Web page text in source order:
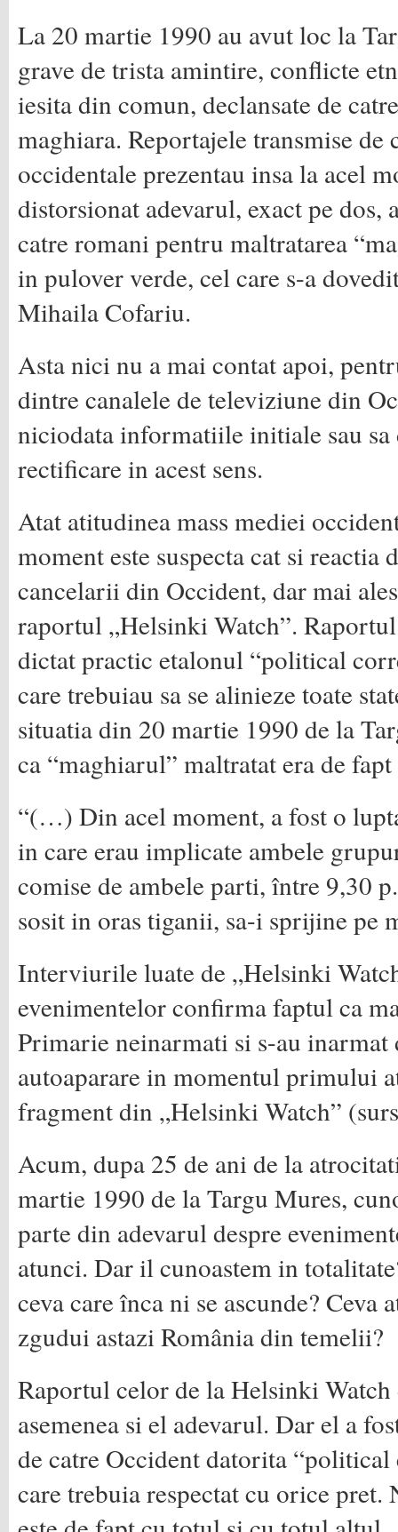
La 20 martie 1990 au avut loc la
grave de trista amintire, conflicte
iesita din comun, declansate de
maghiara. Reportajele transmise
occidentale prezentau insa la acel
distorsionat adevarul, exact pe dos,
catre romani pentru maltratarea
in pulover verde, cel care s-a
Mihaila Cofariu.
Asta nici nu a mai contat apoi,
dintre canalele de televiziune din
niciodata informatiile initiale sau sa
rectificare in acest sens.
Atat atitudinea mass mediei
moment este suspecta cat si reactia
cancelarii din Occident, dar mai
raportul „Helsinki Watch”.
dictat practic etalonul “political
care trebuiau sa se alinieze toate
situatia din 20 martie 1990 de la
ca “maghiarul” maltratat era de
“(…) Din acel moment, a fost o
in care erau impli­cate ambele
comise de ambele parti, între 9,30
sosit in oras tiganii, sa-i spri­jine pe
Interviurile luate de „Helsinki
evenimentelor confirma faptul ca
Prima­rie neinarmati si s-au inarmat
autoaparare in momentul primului
fragment din „Helsinki Watch”
Acum, dupa 25 de ani de la
martie 1990 de la Targu Mures,
parte din adevarul despre
atunci. Dar il cunoastem in
ceva care înca ni se ascunde? Ceva
zgudui astazi România din temelii?
Raportul celor de la Helsinki Watch
asemenea si el adevarul. Dar el a
de catre Occident datorita
care trebuia respectat cu orice pret.